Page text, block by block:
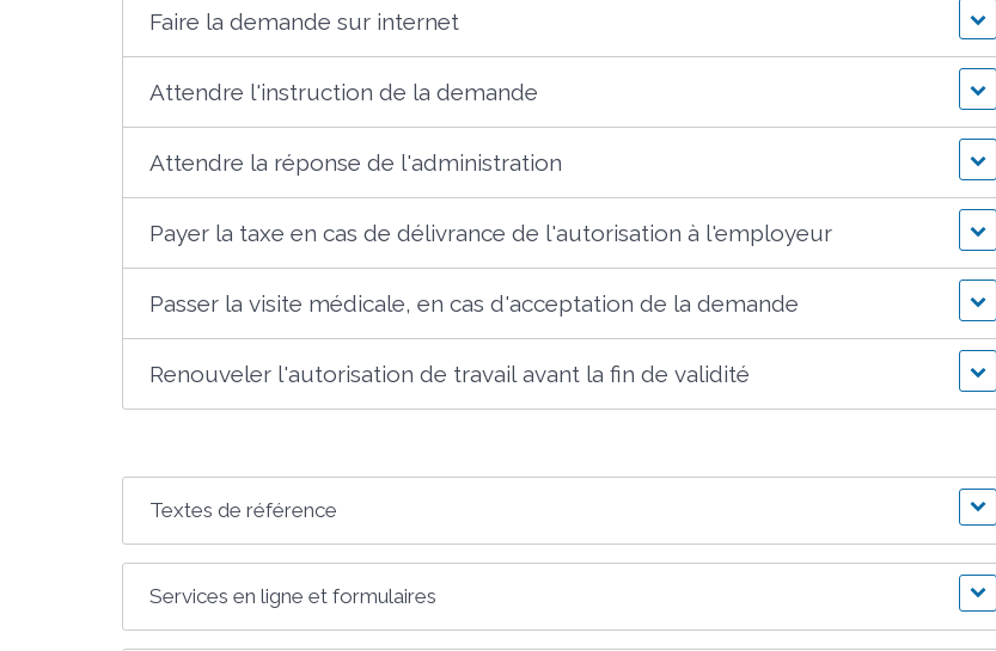
Faire la demande sur internet
Attendre l'instruction de la demande
Attendre la réponse de l'administration
Payer la taxe en cas de délivrance de l'autorisation à l'employeur
Passer la visite médicale, en cas d'acceptation de la demande
Renouveler l'autorisation de travail avant la fin de validité
Textes de référence
Services en ligne et formulaires